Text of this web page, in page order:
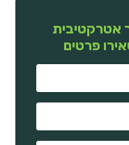
אטרקטיבית
פרטים